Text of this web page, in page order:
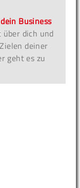
dein Business
über dich und
deiner
geht es zu